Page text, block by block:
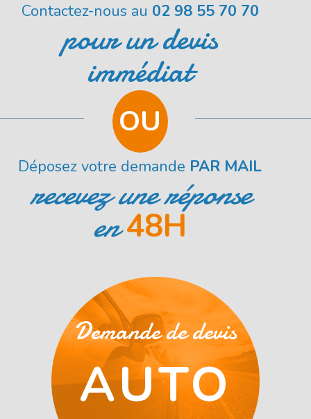
Contactez-nous au 02 98 55 70 70
pour un devis
immédiat
OU
Déposez votre demande PAR MAIL
recevez une réponse
en48H
Demande de devis
AUTO